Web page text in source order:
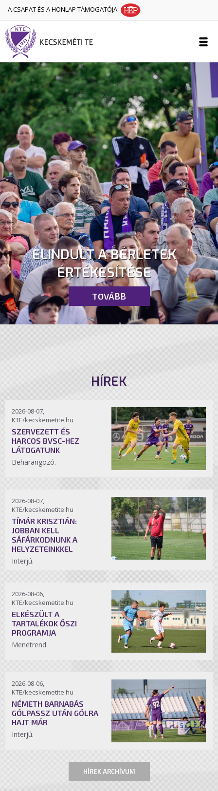
A CSAPAT ÉS A HONLAP TÁMOGATÓJA:
ELINDULT A BÉRLETEK
ÉRTÉKESÍTÉSE
TOVÁBB
HÍREK
2026-08-07,
KTE/kecskemetite.hu
SZERVEZETT ÉS
HARCOS BVSC-HEZ
LÁTOGATUNK
Beharangozó.
2026-08-07,
KTE/kecskemetite.hu
TÍMÁR KRISZTIÁN:
JOBBAN KELL
SÁFÁRKODNUNK A
HELYZETEINKKEL
Interjú.
2026-08-06,
KTE/kecskemetite.hu
ELKÉSZÜLT A
TARTALÉKOK ŐSZI
PROGRAMJA
Menetrend.
2026-08-06,
KTE/kecskemetite.hu
NÉMETH BARNABÁS
GÓLPASSZ UTÁN GÓLRA
HAJT MÁR
Interjú.
HÍREK ARCHÍVUM